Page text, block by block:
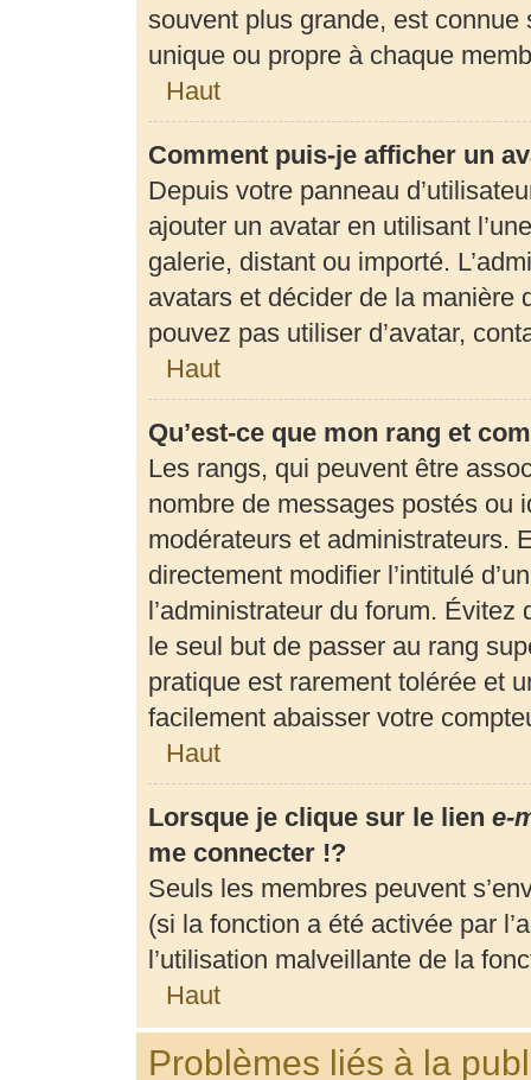
souvent plus grande, est connue
unique ou propre à chaque
Haut
Comment puis-je afficher un
Depuis votre panneau
ajouter un avatar en utilisant
galerie, distant ou importé.
avatars et décider de la manière
pouvez pas utiliser d’avatar,
Haut
Qu’est-ce que mon rang et
Les rangs, qui peuvent être
nombre de messages postés ou
modérateurs et administrateurs.
directement modifier l’intitulé
l’administrateur du forum.
le seul but de passer au rang
pratique est rarement tolérée et
facilement abaisser votre
Haut
Lorsque je clique sur le lien e-
me connecter !?
Seuls les membres peuvent
(si la fonction a été activée par
l’utilisation malveillante de la
Haut
Problèmes liés à la